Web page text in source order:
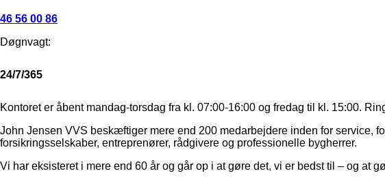
46 56 00 86
Døgnvagt:
24/7/365
Kontoret er åbent mandag-torsdag fra kl. 07:00-16:00 og fredag til kl. 15:00.
John Jensen VVS beskæftiger mere end 200 medarbejdere inden for service,
forsikringsselskaber, entreprenører, rådgivere og professionelle bygherrer.
Vi har eksisteret i mere end 60 år og går op i at gøre det, vi er bedst til – og at